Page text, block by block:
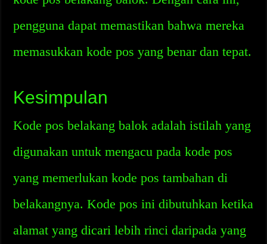
pengguna dapat memastikan bahwa mereka
memasukkan kode pos yang benar dan tepat.
Kesimpulan
Kode pos belakang balok adalah istilah yang
digunakan untuk mengacu pada kode pos
yang memerlukan kode pos tambahan di
belakangnya. Kode pos ini dibutuhkan ketika
alamat yang dicari lebih rinci daripada yang